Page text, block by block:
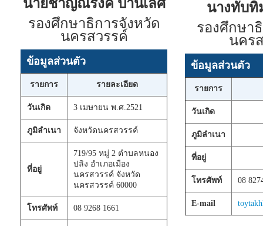
นายชาญณรงค์ ปานเลิศ
รองศึกษาธิการจังหวัด
นครสวรรค์
ข้อมูลส่วนตัว
รายการ รายละเอียด
วันเกิด 3 เมษายน พ.ศ.2521
ภูมิลำเนา จังหวัดนครสวรรค์
ที่อยู่
719/95 หมู่ 2 ตำบลหนอง
ปลิง อำเภอเมือง
นครสวรรค์ จังหวัด
นครสวรรค์ 60000
โทรศัพท์ 08 9268 1661
นางทับทิ
รองศึกษา
นคร
ข้อมูลส่วนตัว
รายการ
วันเกิด
ภูมิลำเนา
ที่อยู่
โทรศัพท์ 08
E-mail